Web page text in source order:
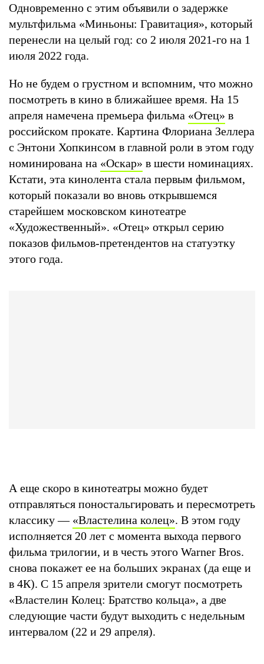
Одновременно с этим объявили о задержке
мультфильма «Миньоны: Гравитация», который
перенесли на целый год: со 2 июля 2021-го на 1
июля 2022 года.
Но не будем о грустном и вспомним, что можно
посмотреть в кино в ближайшее время. На 15
апреля намечена премьера фильма «Отец» в
российском прокате. Картина Флориана Зеллера
с Энтони Хопкинсом в главной роли в этом году
номинирована на «Оскар» в шести номинациях.
Кстати, эта кинолента стала первым фильмом,
который показали во вновь открывшемся
старейшем московском кинотеатре
«Художественный». «Отец» открыл серию
показов фильмов-претендентов на статуэтку
этого года.
А еще скоро в кинотеатры можно будет
отправляться поностальгировать и пересмотреть
классику — «Властелина колец». В этом году
исполняется 20 лет с момента выхода первого
фильма трилогии, и в честь этого Warner Bros.
снова покажет ее на больших экранах (да еще и
в 4К). С 15 апреля зрители смогут посмотреть
«Властелин Колец: Братство кольца», а две
следующие части будут выходить с недельным
интервалом (22 и 29 апреля).